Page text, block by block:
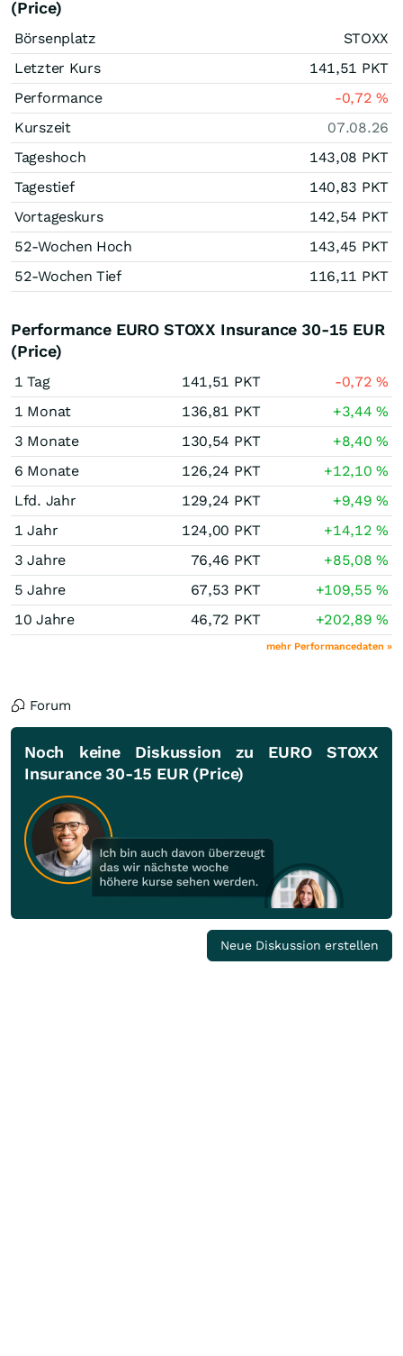
(Price)
Börsenplatz
STOXX
Letzter Kurs
141,51 PKT
Performance
-0,72%
Kurszeit
07.08.26
Tageshoch
143,08 PKT
Tagestief
140,83 PKT
Vortageskurs
142,54 PKT
52-Wochen Hoch
143,45 PKT
52-Wochen Tief
116,11 PKT
Performance EURO STOXX Insurance 30-15 EUR
(Price)
1 Tag 141,51 PKT -0,72%
1 Monat
136,81 PKT +3,44%
3 Monate
130,54 PKT +8,40%
6 Monate
126,24 PKT +12,10%
Lfd. Jahr
129,24 PKT +9,49%
1 Jahr
124,00 PKT +14,12%
3 Jahre
76,46 PKT +85,08%
5 Jahre
67,53 PKT +109,55%
10 Jahre
46,72 PKT +202,89%
mehr Performancedaten »
Forum
Noch keine Diskussion zu EURO STOXX
Insurance 30-15 EUR (Price)
Neue Diskussion erstellen